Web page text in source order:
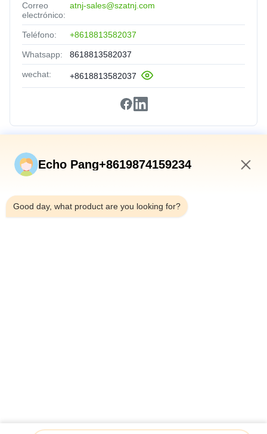
Correo
electrónico:
atnj-sales@szatnj.com
Teléfono: +8618813582037
Whatsapp: 8618813582037
wechat: +8618813582037
Vínculos Rápidos
Productos
Sobre Nosotros
Echo Pang+8619874159234
Good day, what product are you looking for?